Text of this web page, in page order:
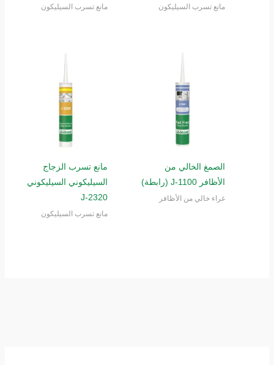
مانع تسرب السيليكون مانع تسرب السيليكون
الصمغ الخالي من
الأظافر J-1100 (رابطة)
غراء خالي من الأظافر
مانع تسرب الزجاج
السيليكوني السيليكوني
J-2320
مانع تسرب السيليكون